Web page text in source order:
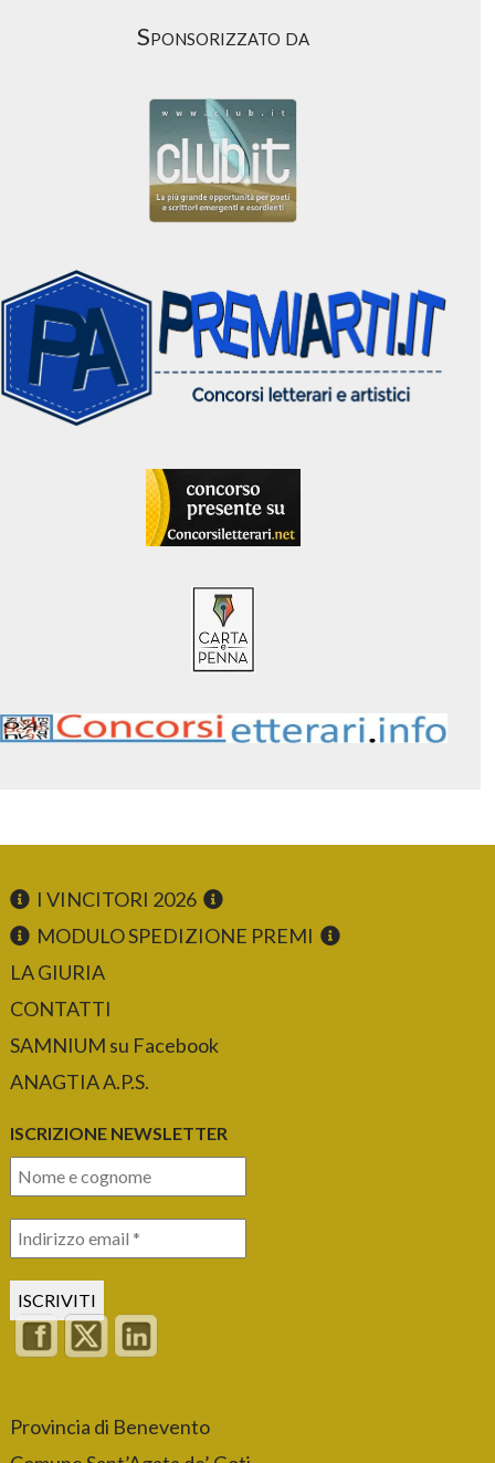
Sponsorizzato da
I VINCITORI 2026
MODULO SPEDIZIONE PREMI
LA GIURIA
CONTATTI
SAMNIUM su Facebook
ANAGTIA A.P.S.
ISCRIZIONE NEWSLETTER
Provincia di Benevento